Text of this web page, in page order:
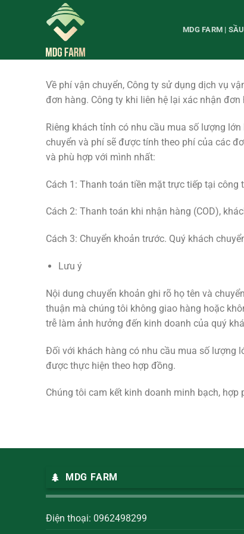
MDG FARM |
Về phí vận chuyển, Công ty sử dụng dịch vụ
đơn hàng. Công ty khi liên hệ lại xác nhận
Riêng khách tỉnh có nhu cầu mua số lượng
chuyển và phí sẽ được tính theo phí của các
và phù hợp với mình nhất:
Cách 1: Thanh toán tiền mặt trực tiếp tại
Cách 2: Thanh toán khi nhận hàng (COD),
Cách 3: Chuyển khoản trước. Quý khách
Lưu ý
Nội dung chuyển khoản ghi rõ họ tên và
thuận mà chúng tôi không giao hàng hoặc
trễ làm ảnh hưởng đến kinh doanh của quý
Đối với khách hàng có nhu cầu mua số lượng
được thực hiện theo hợp đồng.
Chúng tôi cam kết kinh doanh minh bạch,
MDG FARM
Điện thoại: 0962498299